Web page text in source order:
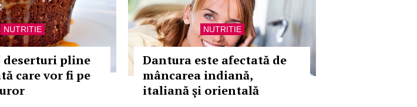
NUTRITIE
deserturi pline
care vor fi pe
NUTRITIE
Dantura este afectată de
mâncarea indiană,
italiană şi orientală